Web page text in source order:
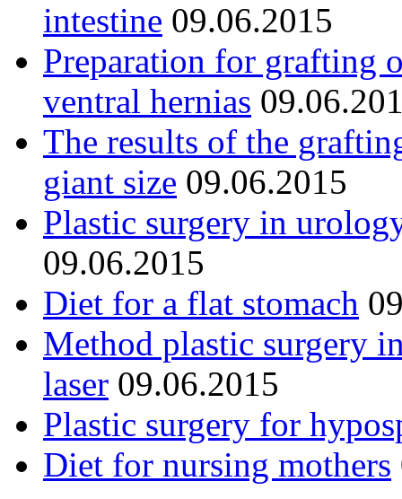
intestine 09.06.2015
Preparation for grafting
ventral hernias
The results of the
giant size 09.06.2015
Plastic surgery in
09.06.2015
Diet for a flat stomach
Method plastic surgery
laser 09.06.2015
Plastic surgery for
Diet for nursing mothers